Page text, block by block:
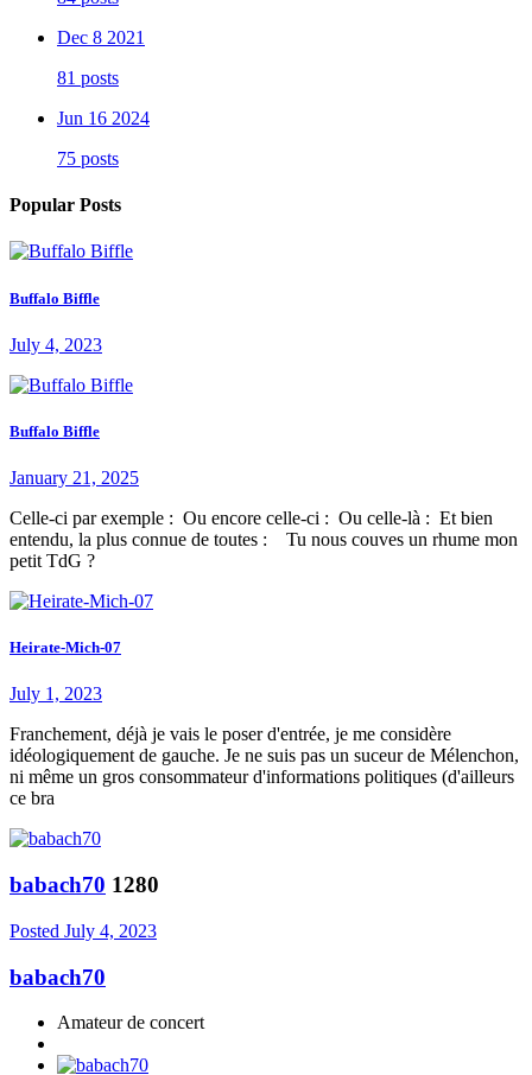
Dec 8 2021
81 posts
Jun 16 2024
75 posts
Popular Posts
Buffalo Biffle
July 4, 2023
Buffalo Biffle
January 21, 2025
Celle-ci par exemple : Ou encore celle-ci : Ou celle-là : Et bien
entendu, la plus connue de toutes : Tu nous couves un rhume mon
petit TdG ?
Heirate-Mich-07
July 1, 2023
Franchement, déjà je vais le poser d'entrée, je me considère
idéologiquement de gauche. Je ne suis pas un suceur de Mélenchon,
ni même un gros consommateur d'informations politiques (d'ailleurs
ce bra
babach70 1280
Posted July 4, 2023
babach70
Amateur de concert